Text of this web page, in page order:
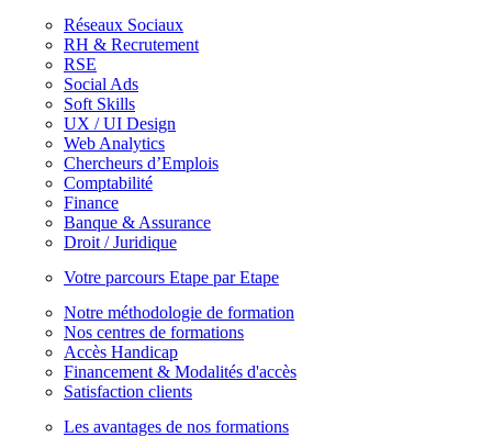
Réseaux Sociaux
RH & Recrutement
RSE
Social Ads
Soft Skills
UX / UI Design
Web Analytics
Chercheurs d’Emplois
Comptabilité
Finance
Banque & Assurance
Droit / Juridique
Votre parcours Etape par Etape
Notre méthodologie de formation
Nos centres de formations
Accès Handicap
Financement & Modalités d'accès
Satisfaction clients
Les avantages de nos formations